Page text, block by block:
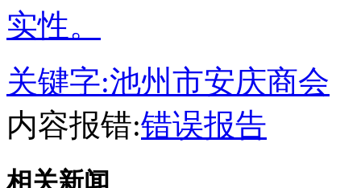
实性。
关键字:池州市安庆商会
内容报错:错误报告
相关新闻